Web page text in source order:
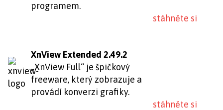
programem.
stáhněte si
XnView Extended 2.49.2
„XnView Full“ je špičkový
freeware, který zobrazuje a
provádí konverzi grafiky.
stáhněte si